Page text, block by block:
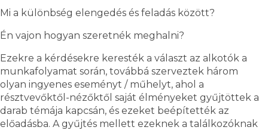
Mi a különbség elengedés és feladás között?
Én vajon hogyan szeretnék meghalni?
Ezekre a kérdésekre keresték a választ az alkotók a
munkafolyamat során, továbbá szerveztek három
olyan ingyenes eseményt / műhelyt, ahol a
résztvevőktől-nézőktől saját élményeket gyűjtöttek a
darab témája kapcsán, és ezeket beépítették az
előadásba. A gyűjtés mellett ezeknek a találkozóknak